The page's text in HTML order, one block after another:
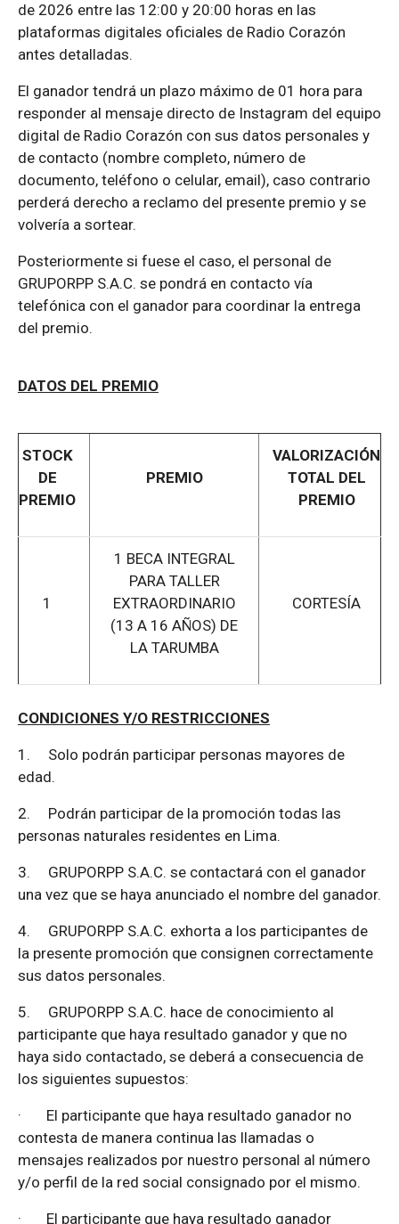
de 2026 entre las 12:00 y 20:00 horas en las
plataformas digitales oficiales de Radio Corazón
antes detalladas.
El ganador tendrá un plazo máximo de 01 hora para
responder al mensaje directo de Instagram del equipo
digital de Radio Corazón con sus datos personales y
de contacto (nombre completo, número de
documento, teléfono o celular, email), caso contrario
perderá derecho a reclamo del presente premio y se
volvería a sortear.
Posteriormente si fuese el caso, el personal de
GRUPORPP S.A.C. se pondrá en contacto vía
telefónica con el ganador para coordinar la entrega
del premio.
DATOS DEL PREMIO
STOCK
DE
PREMIO
PREMIO
VALORIZACIÓN
TOTAL DEL
PREMIO
1
1 BECA INTEGRAL
PARA TALLER
EXTRAORDINARIO
(13 A 16 AÑOS) DE
LA TARUMBA
CORTESÍA
CONDICIONES Y/O RESTRICCIONES
1. Solo podrán participar personas mayores de
edad.
2. Podrán participar de la promoción todas las
personas naturales residentes en Lima.
3. GRUPORPP S.A.C. se contactará con el ganador
una vez que se haya anunciado el nombre del ganador.
4. GRUPORPP S.A.C. exhorta a los participantes de
la presente promoción que consignen correctamente
sus datos personales.
5. GRUPORPP S.A.C. hace de conocimiento al
participante que haya resultado ganador y que no
haya sido contactado, se deberá a consecuencia de
los siguientes supuestos:
· El participante que haya resultado ganador no
contesta de manera continua las llamadas o
mensajes realizados por nuestro personal al número
y/o perfil de la red social consignado por el mismo.
· El participante que haya resultado ganador